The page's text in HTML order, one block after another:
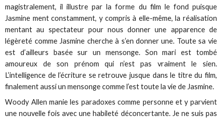
magistralement, il illustre par la forme du film le fond puisque
Jasmine ment constamment, y compris à elle-même, la réalisation
mentant au spectateur pour nous donner une apparence de
légèreté comme Jasmine cherche à s’en donner une. Toute sa vie
est d’ailleurs basée sur un mensonge. Son mari est tombé
amoureux de son prénom qui n’est pas vraiment le sien.
L’intelligence de l’écriture se retrouve jusque dans le titre du film,
finalement aussi un mensonge comme l’est toute la vie de Jasmine.
Woody Allen manie les paradoxes comme personne et y parvient
une nouvelle fois avec une habileté déconcertante. Je ne suis pas